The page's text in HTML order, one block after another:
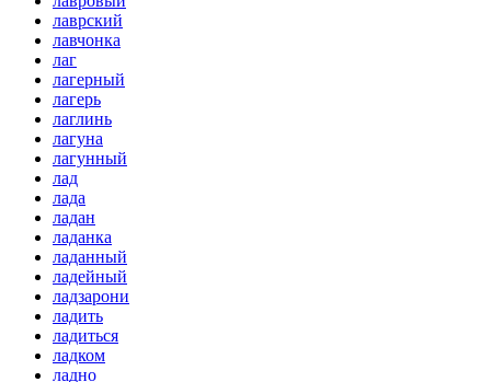
лаврский
лавчонка
лаг
лагерный
лагерь
лаглинь
лагуна
лагунный
лад
лада
ладан
ладанка
ладанный
ладейный
ладзарони
ладить
ладиться
ладком
ладно